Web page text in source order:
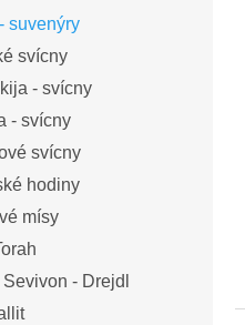
suvenýry
svícny
- svícny
- svícny
svícny
hodiny
mísy
- Drejdl